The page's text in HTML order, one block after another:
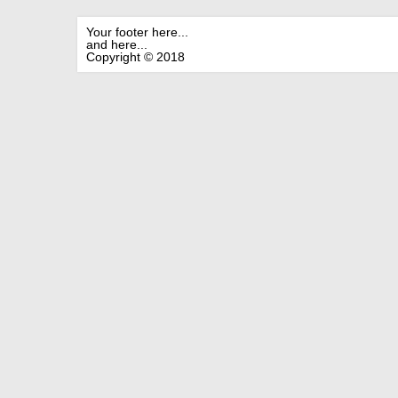
Your footer here...
and here...
Copyright © 2018